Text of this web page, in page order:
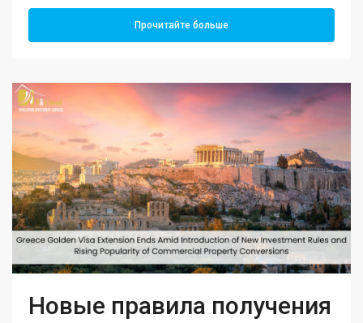
Прочитайте больше
Новые правила получения